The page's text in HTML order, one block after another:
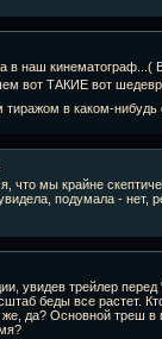
в наш кинематограф...(
вот ТАКИЕ вот
в каком-нибудь
что мы крайне
подумала - нет,
увидев трейлер
беды все растет.
да? Основной треш в